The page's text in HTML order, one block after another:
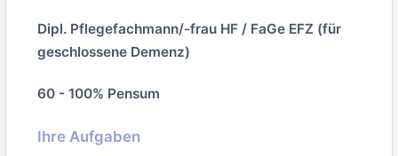
Dipl. Pflegefachmann/-frau HF / FaGe EFZ (für
geschlossene Demenz)
60 - 100% Pensum
Ihre Aufgaben